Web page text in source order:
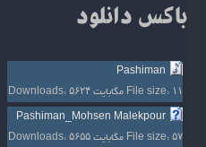
باکس دانلود
Pashiman
File size:۱۱ مگابایت Downloads:۵۶۲۴
Pashiman_Mohsen Malekpour
File size:۵۷ مگابایت Downloads:۵۶۵۵